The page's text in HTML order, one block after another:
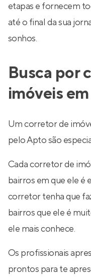
etapas e fornecem
até o final da sua
sonhos.
Busca por
imóveis
Um corretor de
pelo Apto são
Cada corretor de
bairros em que ele é
corretor tenha que
bairros que ele é
ele mais conhece.
Os profissionais
prontos para te